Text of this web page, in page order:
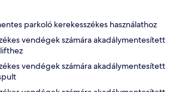
parkoló kerekesszékes használathoz
vendégek számára akadálymentesített
vendégek számára akadálymentesített